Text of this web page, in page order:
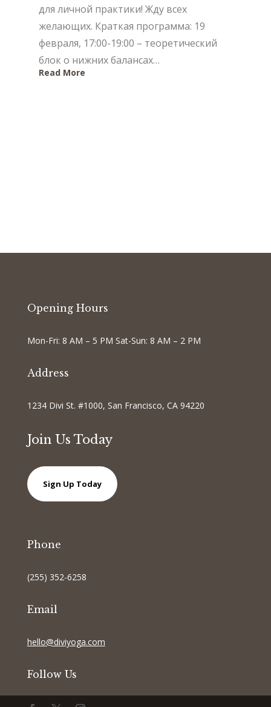
для личной практики! Жду всех
желающих. Краткая программа: 19
февраля, 17:00-19:00 – теоретический
блок о нижних балансах…
Read More
Opening Hours
Mon-Fri: 8 AM – 5 PM Sat-Sun: 8 AM – 2 PM
Address
1234 Divi St. #1000, San Francisco, CA 94220
Join Us Today
Sign Up Today
Phone
(255) 352-6258
Email
hello@diviyoga.com
Follow Us